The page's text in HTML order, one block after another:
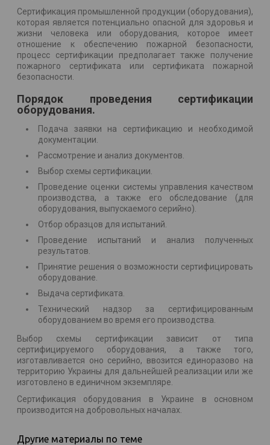
Сертификация промышленной продукции (оборудования),
которая является потенциально опасной для здоровья и
жизни человека или оборудования, которое имеет
отношение к обеспечению пожарной безопасности,
процесс сертификации предполагает также получение
пожарного сертификата или сертификата пожарной
безопасности.
Порядок проведения сертификации
оборудования.
Подача заявки на сертификацию и необходимой
документации.
Рассмотрение и анализ документов.
Выбор схемы сертификации.
Проведение оценки системы управления качеством
производства, а также его обследование (для
оборудования, выпускаемого серийно).
Отбор образцов для испытаний.
Проведение испытаний и анализ полученных
результатов.
Принятие решения о возможности сертифицировать
оборудование.
Выдача сертификата.
Технический надзор за сертифицированным
оборудованием во время его производства.
Выбор схемы сертификации зависит от типа
сертифицируемого оборудования, а также того,
изготавливается оно серийно, ввозится единоразово на
территорию Украины для дальнейшей реализации или же
изготовлено в единичном экземпляре.
Сертификация оборудования в Украине в основном
производится на добровольных началах.
Другие материалы по теме